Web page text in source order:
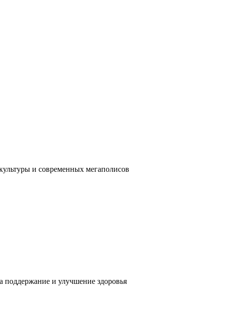
и современных мегаполисов
поддержание и улучшение здоровья